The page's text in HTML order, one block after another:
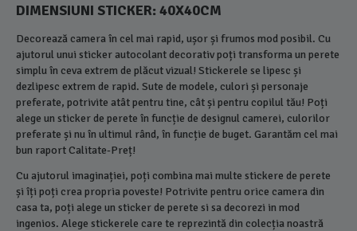
DIMENSIUNI STICKER: 40X40CM
Decorează camera în cel mai rapid, ușor și frumos mod posibil. Cu
ajutorul unui sticker autocolant decorativ poți transforma un perete
simplu în ceva extrem de plăcut vizual! Stickerele se lipesc și
dezlipesc extrem de rapid. Sute de modele, culori și personaje
preferate, potrivite atât pentru tine, cât și pentru copilul tău! Poți
alege un sticker de perete în funcție de designul camerei, culorilor
preferate și nu în ultimul rând, în funcție de buget. Garantăm cel mai
bun raport Calitate-Preț!
Cu ajutorul imaginației, poți combina mai multe stickere de perete
și îți poți crea propria poveste! Potrivite pentru orice camera din
casa ta, poți alege un sticker de perete si sa decorezi in mod
ingenios. Alege stickerele care te reprezintă din colecția noastră